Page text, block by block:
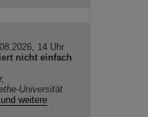
14 Uhr
nicht einfach
Universität
weitere